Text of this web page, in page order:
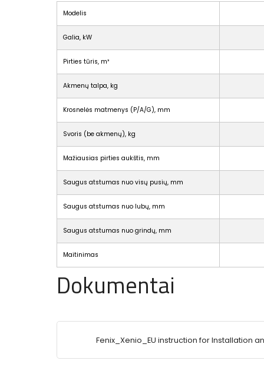
Modelis
Galia, kW
Pirties tūris, m³
Akmenų talpa, kg
Krosnelės matmenys (P/A/G), mm
Svoris (be akmenų), kg
Mažiausias pirties aukštis, mm
Saugus atstumas nuo visų pusių, mm
Saugus atstumas nuo lubų, mm
Saugus atstumas nuo grindų, mm
Maitinimas
Dokumentai
Fenix_Xenio_EU instruction for Installation